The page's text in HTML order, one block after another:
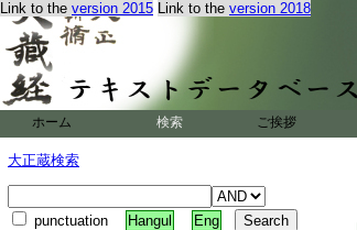
Link to the version 2015 Link to the version 2018
ホーム 検索 ご挨拶
大正蔵検索
punctuation Hangul Eng